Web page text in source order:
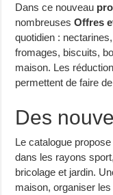
Dans ce nouveau
nombreusesOffres
quotidien :
fromages, biscuits,
maison. Les
permettent de faire
Des
Le catalogue
dans les rayons
bricolage et jardin.
maison, organiser